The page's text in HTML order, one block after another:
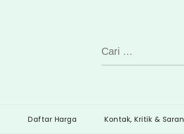
Cari
untuk:
Daftar Harga Kontak, Kritik & Saran